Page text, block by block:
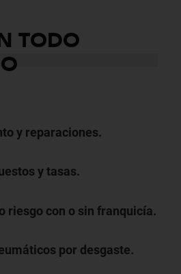
TODO
y reparaciones.
y tasas.
riesgo con o sin franquicía.
por desgaste.